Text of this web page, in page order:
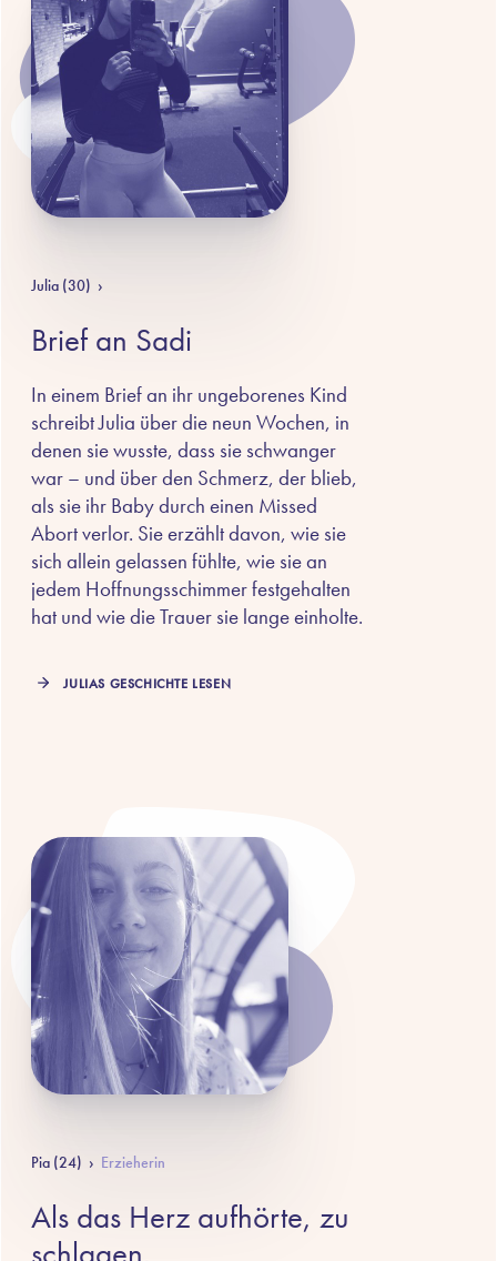
Julia (30) ›
Brief an Sadi
In einem Brief an ihr ungeborenes Kind
schreibt Julia über die neun Wochen, in
denen sie wusste, dass sie schwanger
war – und über den Schmerz, der blieb,
als sie ihr Baby durch einen Missed
Abort verlor. Sie erzählt davon, wie sie
sich allein gelassen fühlte, wie sie an
jedem Hoffnungsschimmer festgehalten
hat und wie die Trauer sie lange einholte.
JULIAS GESCHICHTE LESEN
Pia (24) › Erzieherin
Als das Herz aufhörte, zu